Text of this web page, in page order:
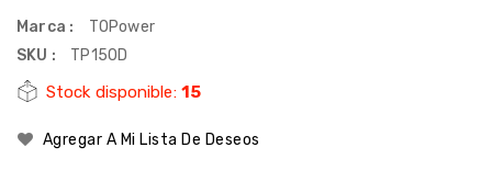
Marca :
TOPower
SKU :
TP150D
Stock disponible: 15
Agregar A Mi Lista De Deseos